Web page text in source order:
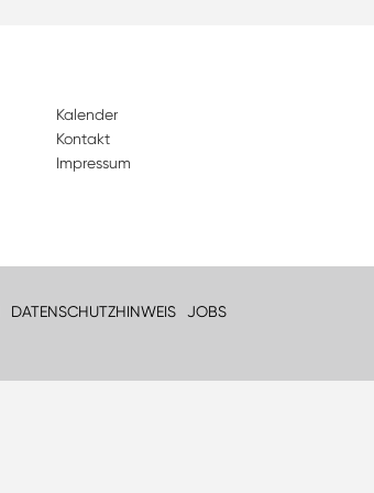
Kalender
Kontakt
Impressum
DATENSCHUTZHINWEIS JOBS